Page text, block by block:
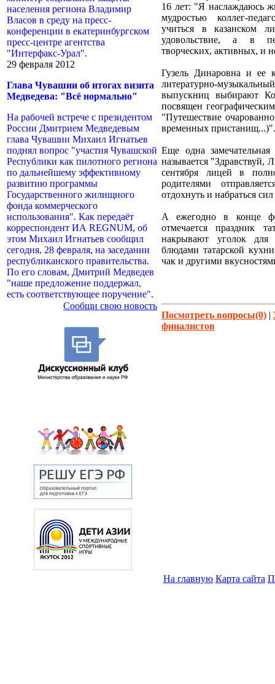
населения региона Владимир
Власов в среду на пресс-
конференции в екатеринбургском
пресс-центре агентства
"Интерфакс-Урал".
29 февраля 2012
Глава Чувашии об итогах визита
Медведева: "Всё нормально"
На рабочей встрече с президентом
России Дмитрием Медведевым
глава Чувашии Михаил Игнатьев
поднял вопрос "участия Чувашской
Республики как пилотного региона
по дальнейшему эффективному
развитию программы
Государственного жилищного
фонда коммерческого
использования". Как передаёт
корреспондент ИА REGNUM, об
этом Михаил Игнатьев сообщил
сегодня, 28 февраля, на заседании
республиканского правительства.
По его словам, Дмитрий Медведев
"наше предложение поддержал,
есть соответствующее поручение".
Сообщи свою новость
16 лет: "Я наслаждаюсь
мудростью коллег-
учиться в казанском
удовольствие, а в
творческих, активных, и
Гузель Динаровна и ее
литературно-
выпускниц выбирают
посвящен
"Путешествие
временных пристанищ...)".
Еще одна замечательная
называется
сентября лицей в
родителями
отдохнуть и набраться
А ежегодно в конце
отмечается праздник
накрывают уголок
блюдами татарской
чак и другими
Посмотреть вопросы(0) |
финалистов
На главную Карта сайта